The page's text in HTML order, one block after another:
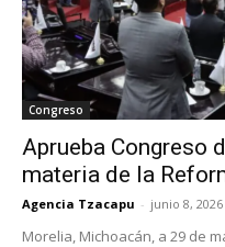
Congreso
Aprueba Congreso
materia de la
Agencia Tzacapu - junio 8, 2026
Morelia, Michoacán, a 29 de